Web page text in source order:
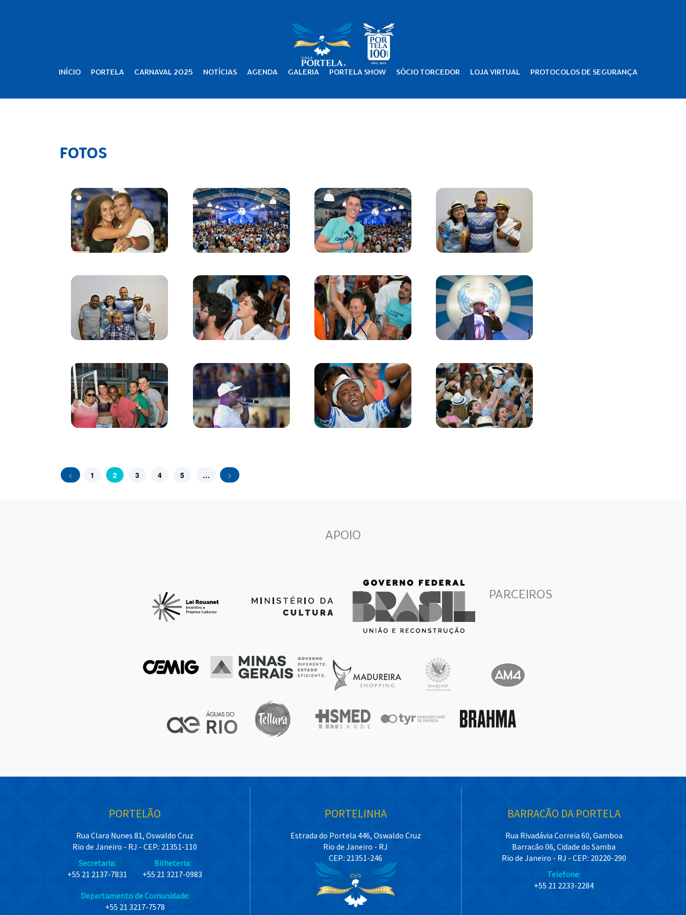
INÍCIO PORTELA CARNAVAL 2025 NOTÍCIAS AGENDA GALERIA PORTELA SHOW SÓCIO TORCEDOR LOJA VIRTUAL PROTOCOLOS DE SEGURANÇA
FOTOS
< 1 2 3 4 5 … >
APOIO
PARCEIROS
PORTELÃO
Rua Clara Nunes 81, Oswaldo Cruz
Rio de Janeiro - RJ - CEP.: 21351-110
Secretaria:
+55 21 2137-7831
Bilheteria:
+55 21 3217-0983
Departamento de Comunidade:
+55 21 3217-7578
PORTELINHA
Estrada do Portela 446, Oswaldo Cruz
Rio de Janeiro - RJ
CEP.: 21351-246
BARRACÃO DA PORTELA
Rua Rivadávia Correia 60, Gamboa
Barracão 06, Cidade do Samba
Rio de Janeiro - RJ - CEP.: 20220-290
Telefone:
+55 21 2233-2284